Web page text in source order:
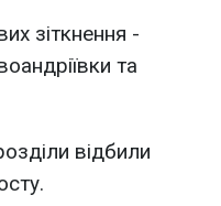
зіткнення -
та
відбили